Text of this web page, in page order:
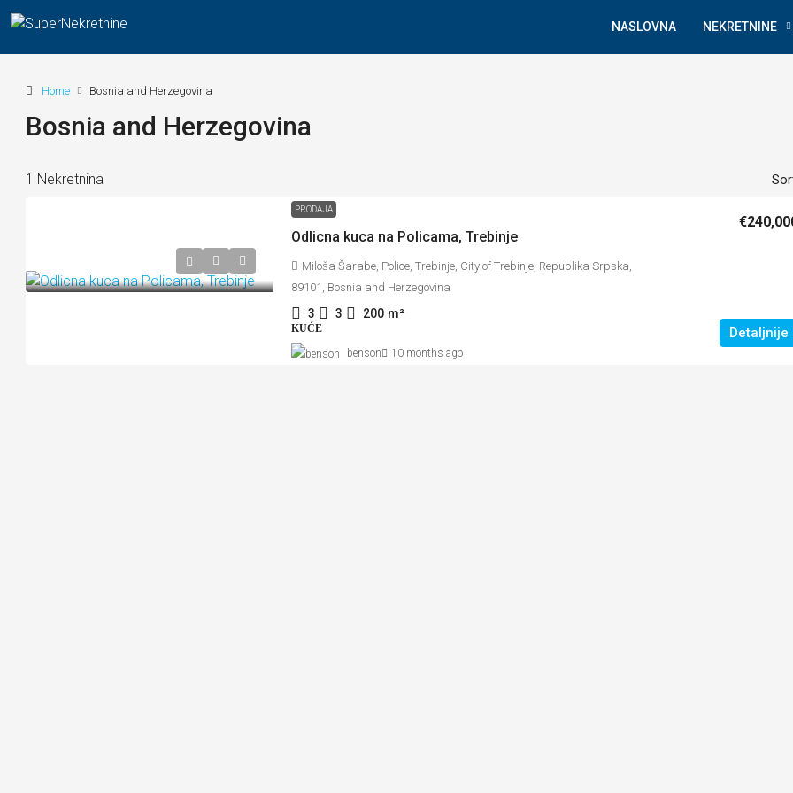
NASLOVNA NEKRETNINE
Home Bosnia and Herzegovina
Bosnia and Herzegovina
1 Nekretnina
PRODAJA
Odlicna kuca na Policama, Trebinje
Miloša Šarabe, Police, Trebinje, City of Trebinje, Republika Srpska,
89101, Bosnia and Herzegovina
3 3 200 m²
KUĆE Detaljnije
benson 10 months ago